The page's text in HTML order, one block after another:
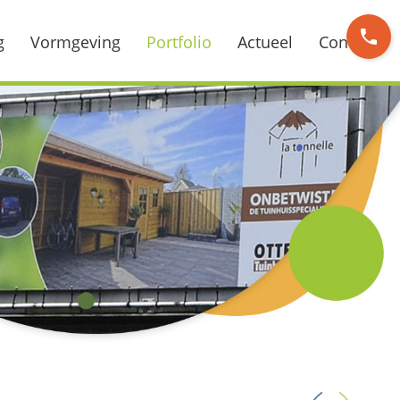
phone
Vormgeving Portfolio Actueel Contact